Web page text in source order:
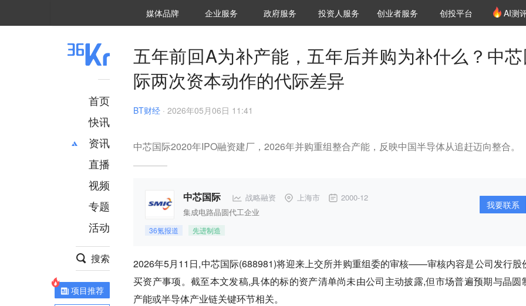
媒体品牌 36Kr研究院
企业服务 城市之窗
政府服务 VClub投资机构库
投资机构职位推介
投资人服务 创投氪堂
创业者服务 创投平台 AI测
首页
快讯
资讯
推荐
财经
项目推荐
安徽
直播
视频
专题
活动
搜索
项目推荐
五年前回A为补产能，五年后并购为补什么？中芯
际两次资本动作的代际差异
BT财经 · 2026年05月06日 11:41
中芯国际2020年IPO融资建厂，2026年并购重组整合产能，反映中国半导体从追赶迈向整合。
中芯国际 战略融资 上海市 2000-12
集成电路晶圆代工企业
36氪报道 先进制造
我要联系
2026年5月11日,中芯国际(688981)将迎来上交所并购重组委的审核——审核内容是公司发行股
买资产事项。截至本文发稿,具体的标的资产清单尚未由公司主动披露,但市场普遍预期与晶圆
产能或半导体产业链关键环节相关。